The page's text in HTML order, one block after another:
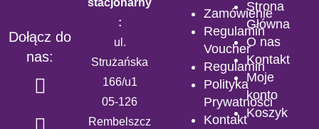
Dołącz do
nas:
stacjonarny
:
ul.
Strużańska
166/u1
05-126
Rembelszcz
Zamówienie
Regulamin
Voucher
Regulamin
Polityka
Prywatności
Kontakt
Strona
Główna
O nas
Kontakt
Moje
konto
Koszyk